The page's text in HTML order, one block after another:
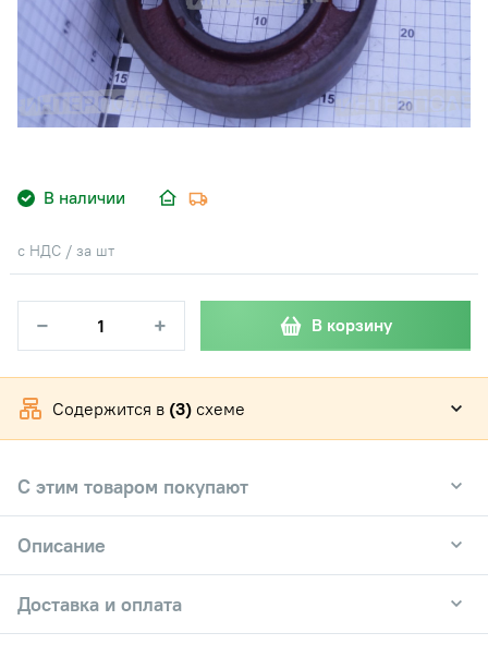
В наличии
с НДС / за шт
− + В корзину
Содержится в (3) схеме
С этим товаром покупают
Описание
Доставка и оплата